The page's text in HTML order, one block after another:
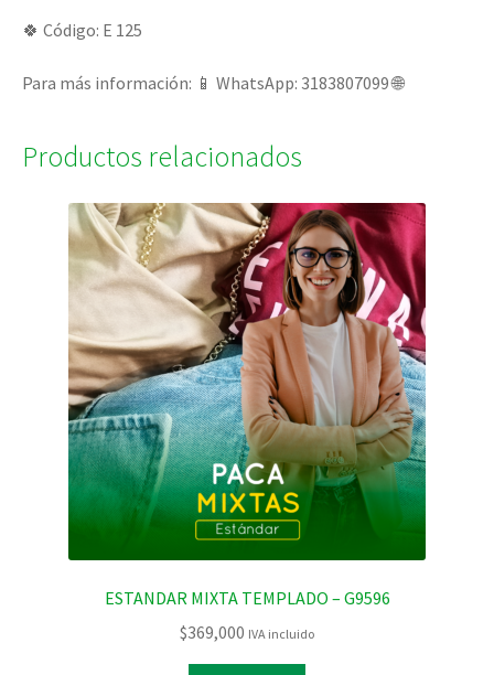
🍀 Código: E 125
Para más información: 📱 WhatsApp: 3183807099 🌐
Productos relacionados
ESTANDAR MIXTA TEMPLADO – G9596
$369,000 IVA incluido